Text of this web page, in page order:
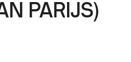
PARIJS)